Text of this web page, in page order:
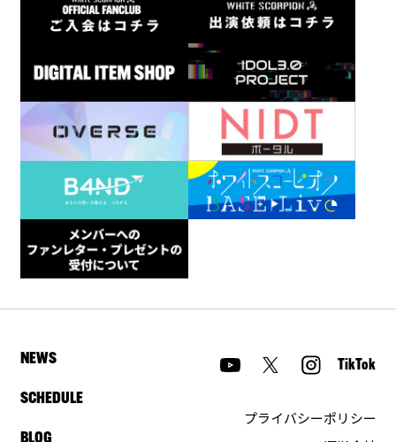
NEWS
SCHEDULE
TikTok
プライバシーポリシー